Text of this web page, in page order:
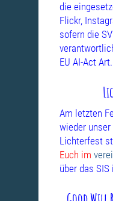
die
Flickr,
sofern die
EU AI-Act
Am letzten
wieder
Lichterfest
Euch im
über das